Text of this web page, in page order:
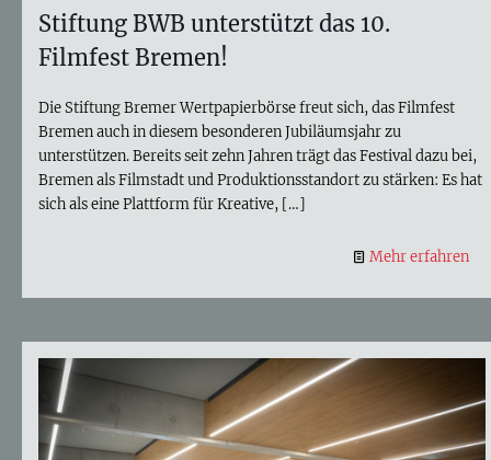
Stiftung BWB unterstützt das 10.
Filmfest Bremen!
Die Stiftung Bremer Wertpapierbörse freut sich, das Filmfest
Bremen auch in diesem besonderen Jubiläumsjahr zu
unterstützen. Bereits seit zehn Jahren trägt das Festival dazu bei,
Bremen als Filmstadt und Produktionsstandort zu stärken: Es hat
sich als eine Plattform für Kreative, […]
Mehr erfahren